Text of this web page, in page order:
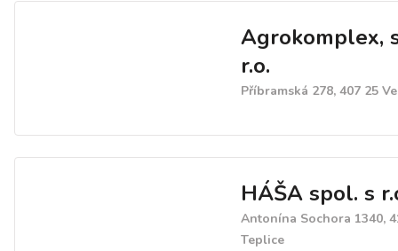
Agrokomplex,
r.o.
Příbramská 278, 407 25
HÁŠA spol. s
Antonína Sochora 1340,
Teplice